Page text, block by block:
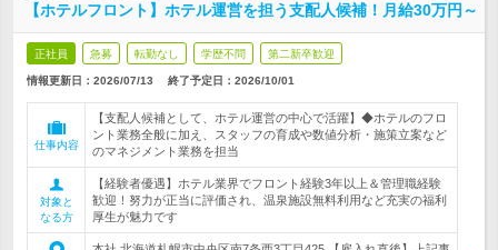
【ホテルフロント】ホテル運営を担う支配人候補！月給30万円～
正社員 急募 転勤なし 学歴不問 第二新卒歓迎
情報更新日：2026/07/13 終了予定日： 2026/10/01
仕事内容
【支配人候補として、ホテル運営の中心で活躍】◆ホテルのフロ
ント業務全般に加え、スタッフの育成や数値分析・施策立案など
のマネジメント業務を担当
対象と
なる方
【経験者優遇】ホテル業界でフロント経験3年以上＆管理職経験
歓迎！努力が正当に評価され、温泉施設無料利用など充実の福利
厚生が魅力です